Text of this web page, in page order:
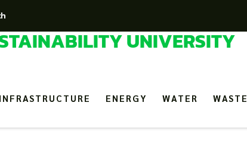
UNIVERSITY
ENERGY WATER WASTE